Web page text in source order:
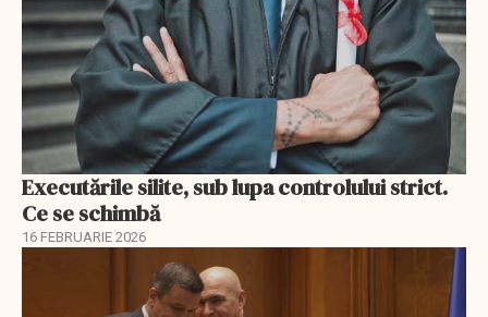
Executările silite, sub lupa controlului strict.
Ce se schimbă
16 FEBRUARIE 2026